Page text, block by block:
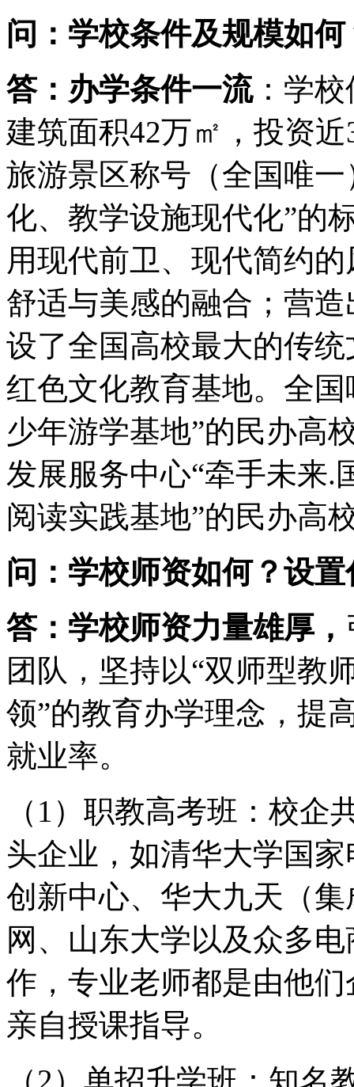
问：学校条件及规模如何
答：办学条件一流：学校
建筑面积42万㎡，投资
旅游景区称号（全国唯
化、教学设施现代化”的
用现代前卫、现代简约
舒适与美感的融合；营
设了全国高校最大的传
红色文化教育基地。全
少年游学基地”的民办高
发展服务中心“牵手未来.
阅读实践基地”的民办高
问：学校师资如何？设
答：学校师资力量雄厚，
团队，坚持以“双师型教
领”的教育办学理念，提
就业率。
（1）职教高考班：校
头企业，如清华大学国
创新中心、华大九天（
网、山东大学以及众多
作，专业老师都是由他
亲自授课指导。
（2）单招升学班：知